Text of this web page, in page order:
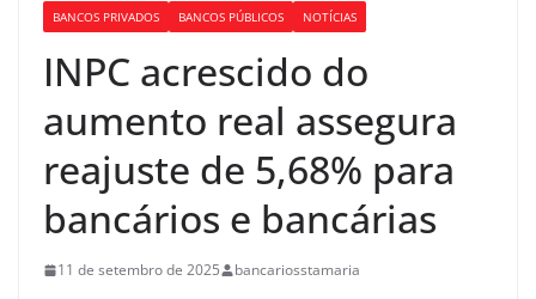
BANCOS PRIVADOS BANCOS PÚBLICOS NOTÍCIAS
INPC acrescido do
aumento real assegura
reajuste de 5,68% para
bancários e bancárias
11 de setembro de 2025 bancariosstamaria